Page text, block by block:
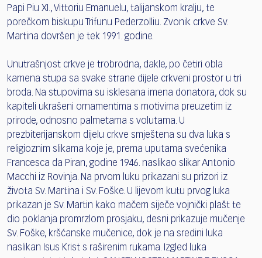
Papi Piu XI., Vittoriu Emanuelu, talijanskom kralju, te
porečkom biskupu Trifunu Pederzolliu. Zvonik crkve Sv.
Martina dovršen je tek 1991. godine.
Unutrašnjost crkve je trobrodna, dakle, po četiri obla
kamena stupa sa svake strane dijele crkveni prostor u tri
broda. Na stupovima su isklesana imena donatora, dok su
kapiteli ukrašeni ornamentima s motivima preuzetim iz
prirode, odnosno palmetama s volutama. U
prezbiterijanskom dijelu crkve smještena su dva luka s
religioznim slikama koje je, prema uputama svećenika
Francesca da Piran, godine 1946. naslikao slikar Antonio
Macchi iz Rovinja. Na prvom luku prikazani su prizori iz
života Sv. Martina i Sv. Foške. U lijevom kutu prvog luka
prikazan je Sv. Martin kako mačem siječe vojnički plašt te
dio poklanja promrzlom prosjaku, desni prikazuje mučenje
Sv. Foške, kršćanske mučenice, dok je na sredini luka
naslikan Isus Krist s raširenim rukama. Izgled luka